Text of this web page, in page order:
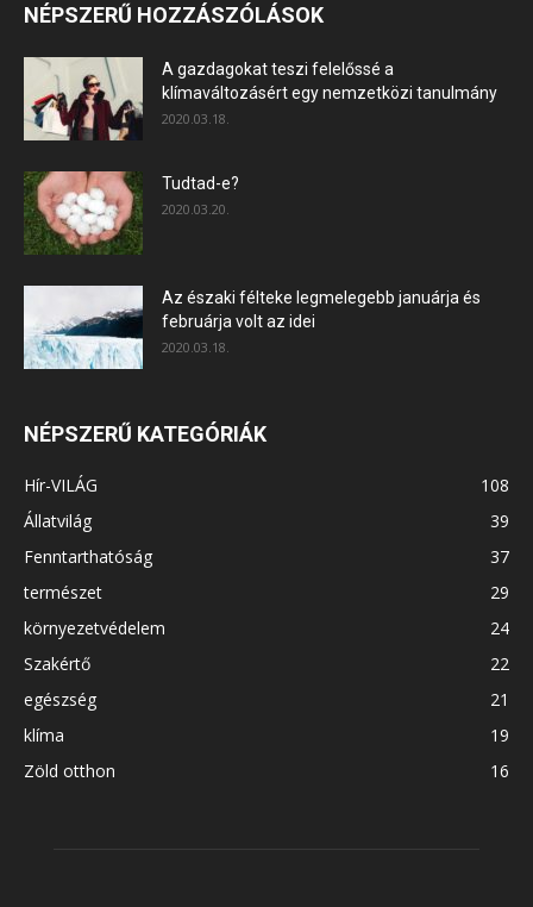
NÉPSZERŰ HOZZÁSZÓLÁSOK
A gazdagokat teszi felelőssé a
klímaváltozásért egy nemzetközi tanulmány
2020.03.18.
Tudtad-e?
2020.03.20.
Az északi félteke legmelegebb januárja és
februárja volt az idei
2020.03.18.
NÉPSZERŰ KATEGÓRIÁK
Hír-VILÁG
108
Állatvilág
39
Fenntarthatóság
37
természet
29
környezetvédelem
24
Szakértő
22
egészség
21
klíma
19
Zöld otthon
16